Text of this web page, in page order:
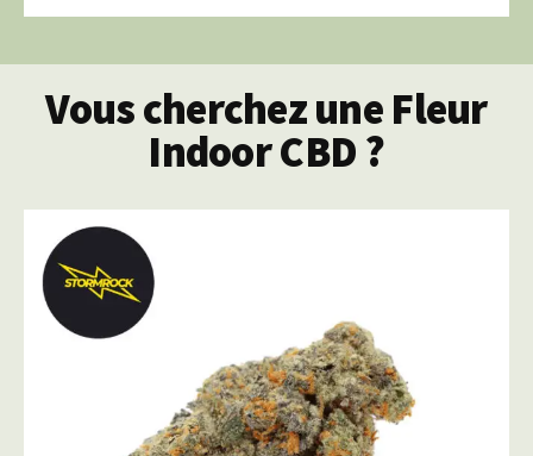
Vous cherchez une Fleur
Indoor CBD ?